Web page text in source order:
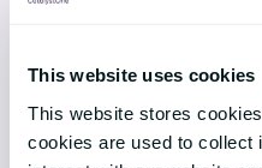
This website uses cookies
This website stores
cookies are used to collect